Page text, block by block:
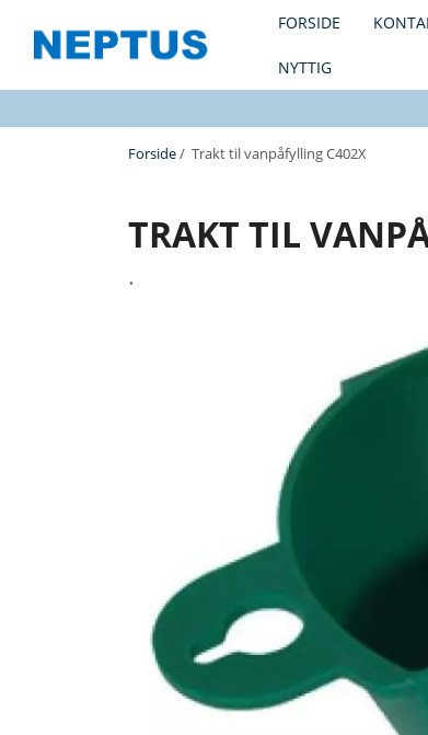
FORSIDE
NYTTIG
Forside/ Trakt til vanpåfylling C402X
TRAKT TIL
.